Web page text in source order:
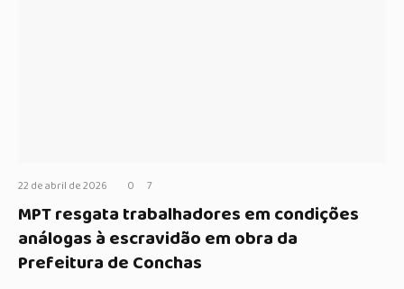
22 de abril de 2026 0 7
MPT resgata trabalhadores em condições
análogas à escravidão em obra da
Prefeitura de Conchas